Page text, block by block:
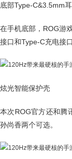
底部Type-C&3.5mm
在手机底部，ROG游
接口和Type-C充电接口
炫光智能保护壳
本次ROG官方还和腾
孙尚香两个可选。